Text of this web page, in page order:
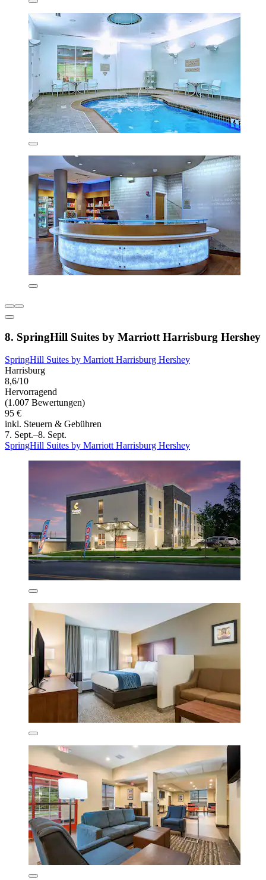
8. SpringHill Suites by Marriott Harrisburg Hershey
SpringHill Suites by Marriott Harrisburg Hershey
Harrisburg
8,6/10
Hervorragend
(1.007 Bewertungen)
95 €
inkl. Steuern & Gebühren
7. Sept.–8. Sept.
SpringHill Suites by Marriott Harrisburg Hershey